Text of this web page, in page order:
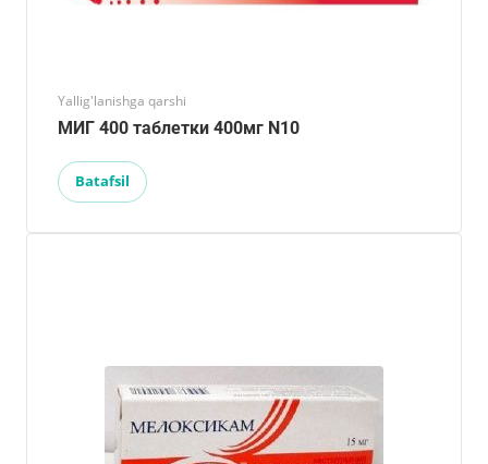
Yallig'lanishga qarshi
МИГ 400 таблетки 400мг N10
Batafsil